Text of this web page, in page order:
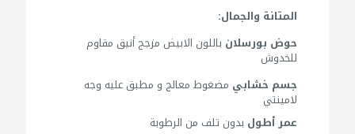
المتانة والجمال:
حوض بورسلان باللون الابيض مزجج أنيق مقاوم
للخدوش
جسم خشابي مضغوط معالج و مطبق عليه وجه
لامينتي
عمر أطول بدون تلف من الرطوبة